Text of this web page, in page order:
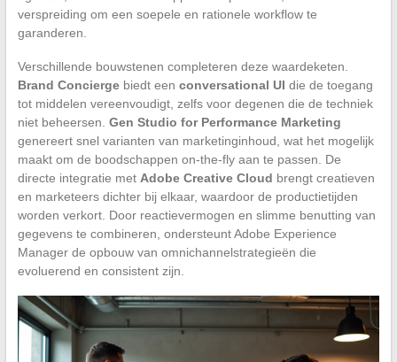
verspreiding om een soepele en rationele workflow te
garanderen.
Verschillende bouwstenen completeren deze waardeketen.
Brand Conciergebiedt een conversational UI die de toegang
tot middelen vereenvoudigt, zelfs voor degenen die de techniek
niet beheersen. Gen Studio for Performance Marketing
genereert snel varianten van marketinginhoud, wat het mogelijk
maakt om de boodschappen on-the-fly aan te passen. De
directe integratie met Adobe Creative Cloud brengt creatieven
en marketeers dichter bij elkaar, waardoor de productietijden
worden verkort. Door reactievermogen en slimme benutting van
gegevens te combineren, ondersteunt Adobe Experience
Manager de opbouw van omnichannelstrategieën die
evoluerend en consistent zijn.